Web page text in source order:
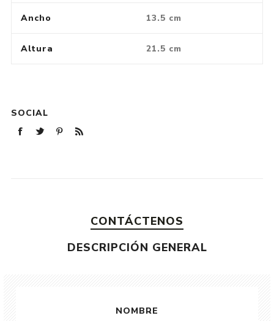
Ancho 13.5 cm
Altura 21.5 cm
SOCIAL
CONTÁCTENOS
DESCRIPCIÓN GENERAL
NOMBRE